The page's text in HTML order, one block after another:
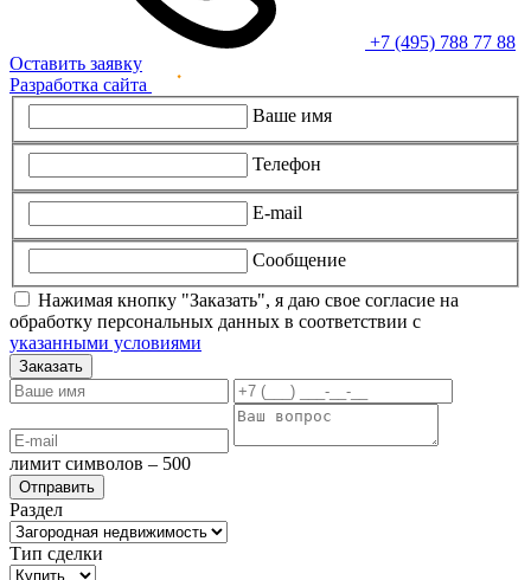
+7 (495) 788 77 88
Оставить заявку
Разработка сайта
Ваше имя
Телефон
E-mail
Сообщение
Нажимая кнопку "Заказать", я даю свое согласие на
обработку персональных данных в соответствии с
указанными условиями
Заказать
лимит символов – 500
Раздел
Тип сделки